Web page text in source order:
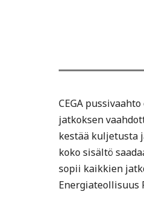
CEGA
jatkoksen
kestää kuljetusta
koko sisältö
sopii kaikkien
Energiateollisuus